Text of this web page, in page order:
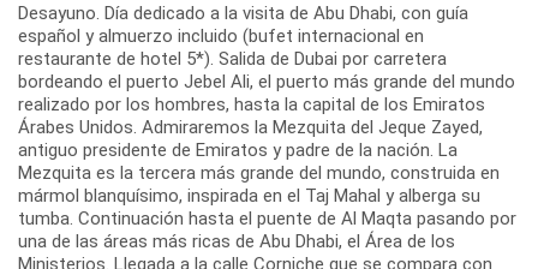
Desayuno. Día dedicado a la visita de Abu Dhabi, con guía
español y almuerzo incluido (bufet internacional en
restaurante de hotel 5*). Salida de Dubai por carretera
bordeando el puerto Jebel Ali, el puerto más grande del mundo
realizado por los hombres, hasta la capital de los Emiratos
Árabes Unidos. Admiraremos la Mezquita del Jeque Zayed,
antiguo presidente de Emiratos y padre de la nación. La
Mezquita es la tercera más grande del mundo, construida en
mármol blanquísimo, inspirada en el Taj Mahal y alberga su
tumba. Continuación hasta el puente de Al Maqta pasando por
una de las áreas más ricas de Abu Dhabi, el Área de los
Ministerios. Llegada a la calle Corniche que se compara con